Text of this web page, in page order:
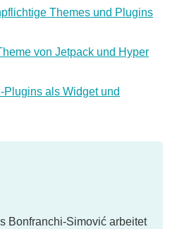
Themes und Plugins
von Jetpack und Hyper
als Widget und
Bonfranchi-Simović arbeitet